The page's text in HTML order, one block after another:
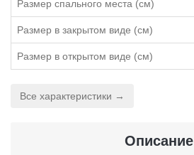
Размер спального места (см)
Размер в закрытом виде (см)
Размер в открытом виде (см)
Все характеристики →
Описание